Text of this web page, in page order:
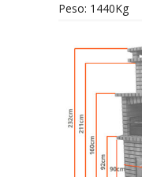
Peso: 1440Kg